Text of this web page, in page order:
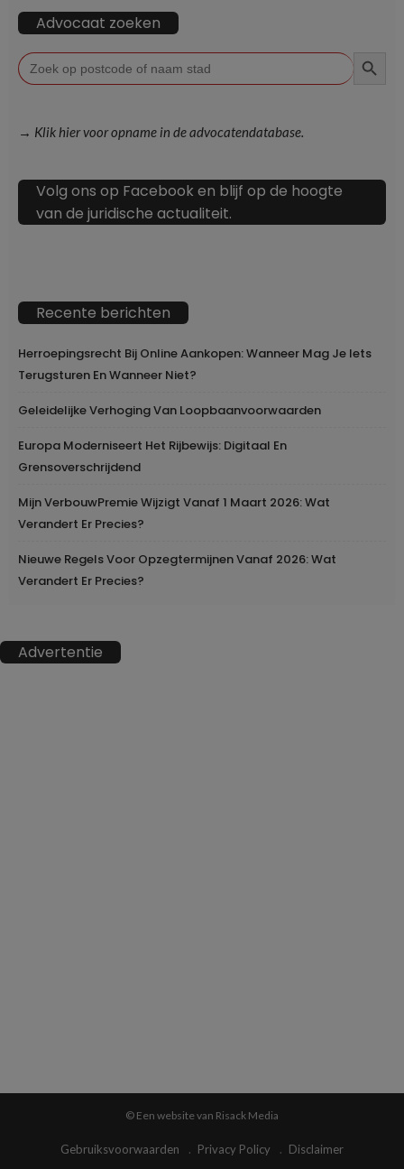
Advocaat zoeken
Zoek
naar:
→ Klik hier voor opname in de advocatendatabase.
Volg ons op Facebook en blijf op de hoogte
van de juridische actualiteit.
Recente berichten
Herroepingsrecht Bij Online Aankopen: Wanneer Mag Je Iets
Terugsturen En Wanneer Niet?
Geleidelijke Verhoging Van Loopbaanvoorwaarden
Europa Moderniseert Het Rijbewijs: Digitaal En
Grensoverschrijdend
Mijn VerbouwPremie Wijzigt Vanaf 1 Maart 2026: Wat
Verandert Er Precies?
Nieuwe Regels Voor Opzegtermijnen Vanaf 2026: Wat
Verandert Er Precies?
Advertentie
© Een website van Risack Media
Gebruiksvoorwaarden Privacy Policy
Disclaimer